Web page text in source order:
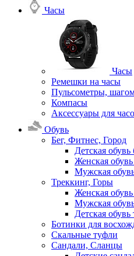
Часы
Часы
Ремешки на часы
Пульсометры,
Компасы
Аксессуары для
Обувь
Бег, Фитнес, Город
Детская
Женская
Мужская
Треккинг, Горы
Женская
Мужская
Детская
Ботинки для
Скальные туфли
Сандали, Сланцы